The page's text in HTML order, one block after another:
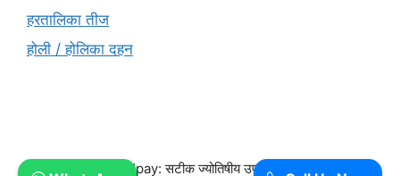
हरतालिका तीज
होली / होलिका दहन
© 2026 Free Upay: सटीक ज्योतिषीय उपाय और वास्तु परामर्श -